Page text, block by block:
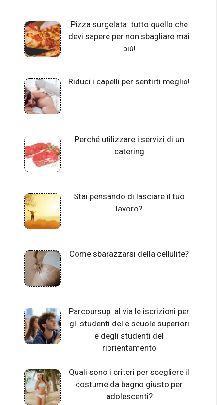
Pizza surgelata: tutto quello che
devi sapere per non sbagliare mai
più!
Riduci i capelli per sentirti meglio!
Perché utilizzare i servizi di un
catering
Stai pensando di lasciare il tuo
lavoro?
Come sbarazzarsi della cellulite?
Parcoursup: al via le iscrizioni per
gli studenti delle scuole superiori
e degli studenti del
riorientamento
Quali sono i criteri per scegliere il
costume da bagno giusto per
adolescenti?